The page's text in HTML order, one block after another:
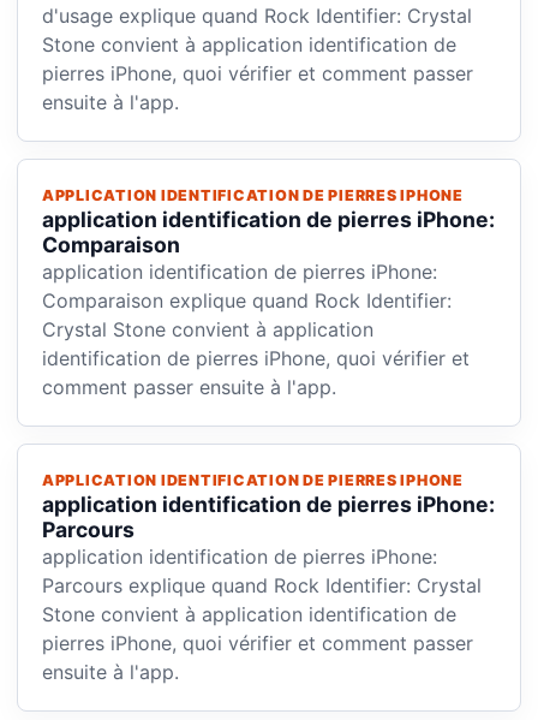
d'usage explique quand Rock Identifier: Crystal
Stone convient à application identification de
pierres iPhone, quoi vérifier et comment passer
ensuite à l'app.
APPLICATION IDENTIFICATION DE PIERRES IPHONE
application identification de pierres iPhone:
Comparaison
application identification de pierres iPhone:
Comparaison explique quand Rock Identifier:
Crystal Stone convient à application
identification de pierres iPhone, quoi vérifier et
comment passer ensuite à l'app.
APPLICATION IDENTIFICATION DE PIERRES IPHONE
application identification de pierres iPhone:
Parcours
application identification de pierres iPhone:
Parcours explique quand Rock Identifier: Crystal
Stone convient à application identification de
pierres iPhone, quoi vérifier et comment passer
ensuite à l'app.